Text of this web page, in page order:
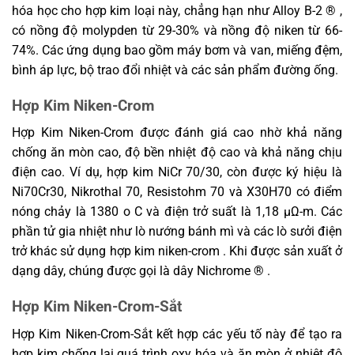
hóa học cho hợp kim loại này, chẳng hạn như Alloy B-2 ® ,
có nồng độ molypden từ 29-30% và nồng độ niken từ 66-
74%. Các ứng dụng bao gồm máy bơm và van, miếng đệm,
bình áp lực, bộ trao đổi nhiệt và các sản phẩm đường ống.
Hợp Kim Niken-Crom
Hợp Kim Niken-Crom được đánh giá cao nhờ khả năng
chống ăn mòn cao, độ bền nhiệt độ cao và khả năng chịu
điện cao. Ví dụ, hợp kim NiCr 70/30, còn được ký hiệu là
Ni70Cr30, Nikrothal 70, Resistohm 70 và X30H70 có điểm
nóng chảy là 1380 o C và điện trở suất là 1,18 μΩ-m. Các
phần tử gia nhiệt như lò nướng bánh mì và các lò sưởi điện
trở khác sử dụng hợp kim niken-crom . Khi được sản xuất ở
dạng dây, chúng được gọi là dây Nichrome ® .
Hợp Kim Niken-Crom-Sắt
Hợp Kim Niken-Crom-Sắt kết hợp các yếu tố này để tạo ra